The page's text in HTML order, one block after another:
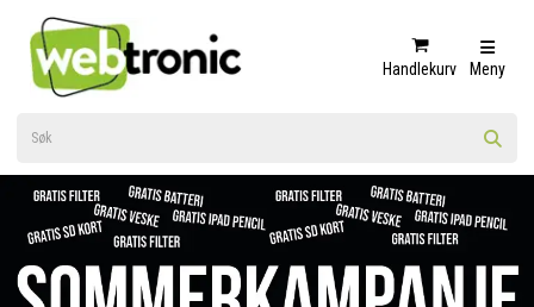
Handlekurv Meny